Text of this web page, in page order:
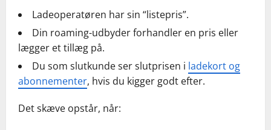
Ladeoperatøren har sin “listepris”.
Din roaming-udbyder forhandler en pris eller
lægger et tillæg på.
Du som slutkunde ser slutprisen i ladekort og
abonnementer, hvis du kigger godt efter.
Det skæve opstår, når: